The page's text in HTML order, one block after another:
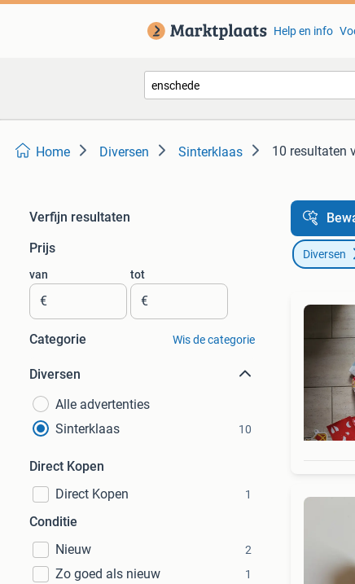
Help en info
Home Diversen Sinterklaas 10 resultaten
Verfijn resultaten
Prijs
van
€
tot
€
Categorie Wis de categorie
Diversen
Alle advertenties
Sinterklaas
10
Direct Kopen
Direct Kopen
1
Conditie
Nieuw
2
Zo goed als nieuw 1
Diversen